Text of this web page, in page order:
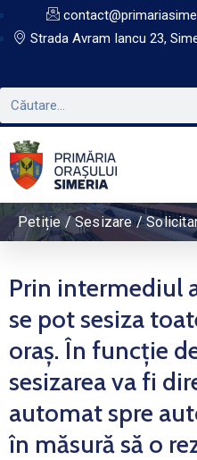
Strada Avram Iancu 23,
Petiție / Sesizare /
Prin intermediul
se pot sesiza
oraş. În funcție
sesizarea va fi
automat spre
în măsură să o